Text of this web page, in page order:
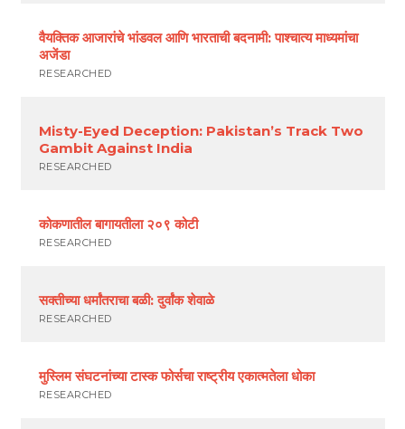
वैयक्तिक आजारांचे भांडवल आणि भारताची बदनामी: पाश्चात्य माध्यमांचा
अजेंडा
RESEARCHED
Misty-Eyed Deception: Pakistan’s Track Two
Gambit Against India
RESEARCHED
कोकणातील बागायतीला २०९ कोटी
RESEARCHED
सक्तीच्या धर्मांतराचा बळी: दुर्वांक शेवाळे
RESEARCHED
मुस्लिम संघटनांच्या टास्क फोर्सचा राष्ट्रीय एकात्मतेला धोका
RESEARCHED